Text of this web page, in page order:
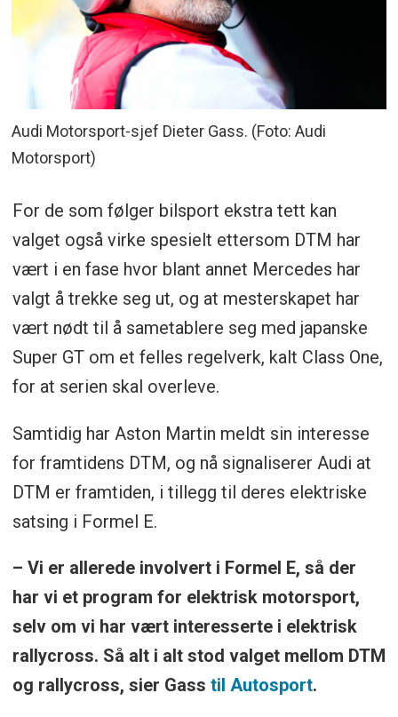
Audi Motorsport-sjef Dieter Gass. (Foto: Audi
Motorsport)
For de som følger bilsport ekstra tett kan
valget også virke spesielt ettersom DTM har
vært i en fase hvor blant annet Mercedes har
valgt å trekke seg ut, og at mesterskapet har
vært nødt til å sametablere seg med japanske
Super GT om et felles regelverk, kalt Class One,
for at serien skal overleve.
Samtidig har Aston Martin meldt sin interesse
for framtidens DTM, og nå signaliserer Audi at
DTM er framtiden, i tillegg til deres elektriske
satsing i Formel E.
– Vi er allerede involvert i Formel E, så der
har vi et program for elektrisk motorsport,
selv om vi har vært interesserte i elektrisk
rallycross. Så alt i alt stod valget mellom DTM
og rallycross, sier Gass til Autosport.